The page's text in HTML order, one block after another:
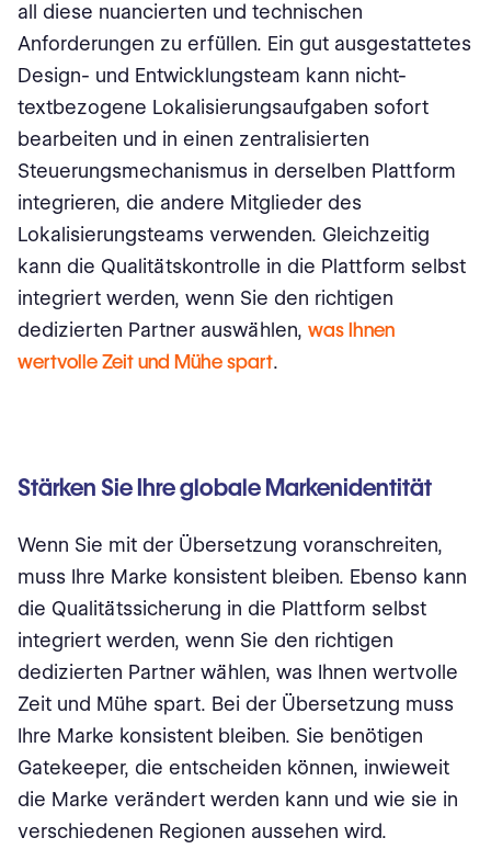
all diese nuancierten und technischen
Anforderungen zu erfüllen. Ein gut ausgestattetes
Design- und Entwicklungsteam kann nicht-
textbezogene Lokalisierungsaufgaben sofort
bearbeiten und in einen zentralisierten
Steuerungsmechanismus in derselben Plattform
integrieren, die andere Mitglieder des
Lokalisierungsteams verwenden. Gleichzeitig
kann die Qualitätskontrolle in die Plattform selbst
integriert werden, wenn Sie den richtigen
dedizierten Partner auswählen, was Ihnen
wertvolle Zeit und Mühe spart.
Stärken Sie Ihre globale Markenidentität
Wenn Sie mit der Übersetzung voranschreiten,
muss Ihre Marke konsistent bleiben. Ebenso kann
die Qualitätssicherung in die Plattform selbst
integriert werden, wenn Sie den richtigen
dedizierten Partner wählen, was Ihnen wertvolle
Zeit und Mühe spart. Bei der Übersetzung muss
Ihre Marke konsistent bleiben. Sie benötigen
Gatekeeper, die entscheiden können, inwieweit
die Marke verändert werden kann und wie sie in
verschiedenen Regionen aussehen wird.